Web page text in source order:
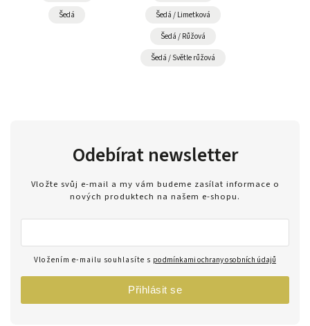
Šedá Šedá / Limetková
Šedá / Růžová
Šedá / Světle růžová
Odebírat newsletter
Vložte svůj e-mail a my vám budeme zasílat informace o
nových produktech na našem e-shopu.
Vložením e-mailu souhlasíte s podmínkami ochrany osobních údajů
Přihlásit se